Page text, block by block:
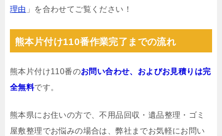
理由 」を合わせてご覧ください！
熊本片付け110番作業完了までの流れ
熊本片付け110番のお問い合わせ、およびお見積りは完
全無料です。
熊本県にお住いの方で、不用品回収・遺品整理・ゴミ
屋敷整理でお悩みの場合は、弊社までお気軽にお問い